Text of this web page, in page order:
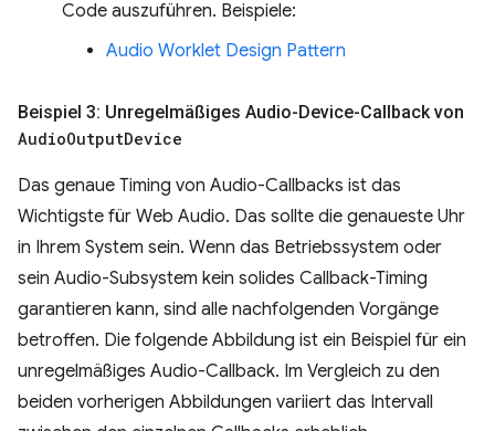
Code auszuführen. Beispiele:
Audio Worklet Design Pattern
Beispiel 3: Unregelmäßiges Audio-Device-Callback von
AudioOutputDevice
Das genaue Timing von Audio-Callbacks ist das
Wichtigste für Web Audio. Das sollte die genaueste Uhr
in Ihrem System sein. Wenn das Betriebssystem oder
sein Audio-Subsystem kein solides Callback-Timing
garantieren kann, sind alle nachfolgenden Vorgänge
betroffen. Die folgende Abbildung ist ein Beispiel für ein
unregelmäßiges Audio-Callback. Im Vergleich zu den
beiden vorherigen Abbildungen variiert das Intervall